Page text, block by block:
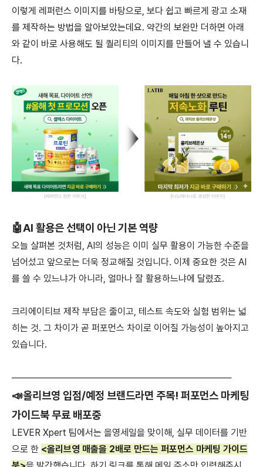
이렇게 레퍼런스 이미지를 바탕으로, 보다 쉽고 빠르게 광고 소재
를 제작하는 방법을 알아보았는데요. 약간의 보완만 더하면 아래
와 같이 바로 사용해도 될 퀄리티의 이미지를 만들어 낼 수 있습니
다.
🤖AI 활용은 선택이 아닌 기본 역량
오늘 살펴본 것처럼, AI의 성능은 이미 실무 활용이 가능한 수준을
넘어섰고 앞으로는 더욱 정교해질 것입니다. 이제 중요한 것은 AI
를 쓸 수 있느냐가 아니라, 얼마나 잘 활용하느냐에 달렸죠.
크리에이티브 제작 부담은 줄이고, 테스트 속도와 실험 범위는 넓
히는 것. 그 차이가 곧 퍼포먼스 차이로 이어질 가능성이 높아지고
있습니다.
──────────────────────────────────
📣올리브영 입점/예정 브랜드라면 주목! 퍼포먼스 마케팅
가이드북 무료 배포중
LEVER Xpert 팀에서는 올영세일을 맞이해, 실무 데이터를 기반
으로 한 <올리브영 매출을 2배로 만드는 퍼포먼스 마케팅 가이드